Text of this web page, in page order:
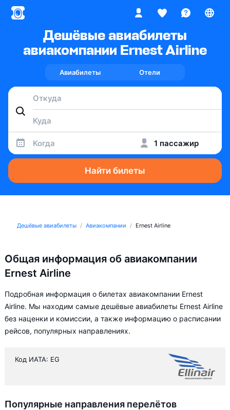
Дешёвые авиабилеты
авиакомпании Ernest Airline
Авиабилеты Отели
Когда 1 пассажир
Найти билеты
Дешёвые авиабилеты Авиакомпании Ernest Airline
Общая информация об авиакомпании
Ernest Airline
Подробная информация о билетах авиакомпании Ernest
Airline. Мы находим самые дешёвые авиабилеты Ernest Airline
без наценки и комиссии, а также информацию о расписании
рейсов, популярных направлениях.
Код ИАТА: EG
Популярные направления перелётов